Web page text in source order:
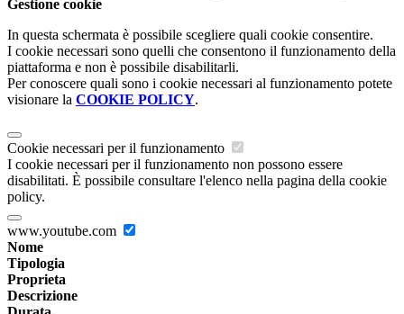
Gestione cookie
In questa schermata è possibile scegliere quali cookie consentire.
I cookie necessari sono quelli che consentono il funzionamento della
piattaforma e non è possibile disabilitarli.
Per conoscere quali sono i cookie necessari al funzionamento potete
visionare la COOKIE POLICY.
Cookie necessari per il funzionamento
I cookie necessari per il funzionamento non possono essere
disabilitati. È possibile consultare l'elenco nella pagina della cookie
policy.
www.youtube.com
Nome
Tipologia
Proprieta
Descrizione